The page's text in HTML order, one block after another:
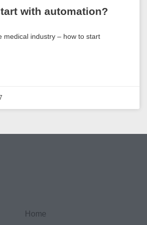
with automation?
medical industry – how to start
Home